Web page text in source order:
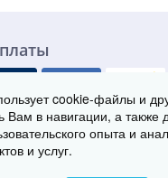
теплового оборудования
cookie-файлы и
Вам в навигации, а также
опыта и
и услуг.